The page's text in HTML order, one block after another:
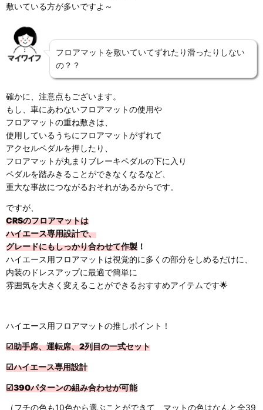
敷いている方が多いですよ～
フロアマットを敷いていてずれたり滑ったりしない
の？？
確かに、注意点もございます。
もし、車にあわないフロアマットの使用や
フロアマットの重ね敷きは、
使用しているうちにフロアマットがずれて
アクセルペダルを押したり、
フロアマットが丸まりブレーキペダルの下に入り
ペダルを踏みきることができなくなるなど、
重大な事故につながるおそれがあるからです。
ですが、
CRSのフロアマットは
ハイエース専用設計で、
グレードにもしっかり合わせて作製 ！
ハイエース用フロアマットは視覚的に多くの部分をしめるだけに、
内装のドレスアップに最適で簡単に
雰囲気を大きく変えることができるおすすめアイテムです🌟
ハイエース用フロアマットの推しポイント！
☑助手席、運転席、2列目の一式セット
☑ハイエース専用設計
☑390パターンの組み合わせが可能
（フチの色も10色から選ぶことができて、マットの色はなんと全39